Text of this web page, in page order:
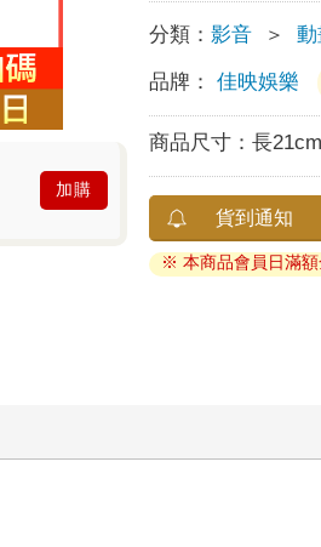
加購
分類：影音 ＞
品牌： 佳映娛樂
商品尺寸：長
貨到通知
※ 本商品會員日滿